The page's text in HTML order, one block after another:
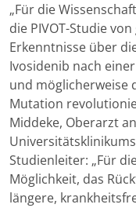
„Für die
die PIVOT-Studie
Erkenntnisse über
Ivosidenib nach
und möglicherweise
Mutation
Middeke, Oberarzt
Studienleiter: „Für
Möglichkeit, das
längere,